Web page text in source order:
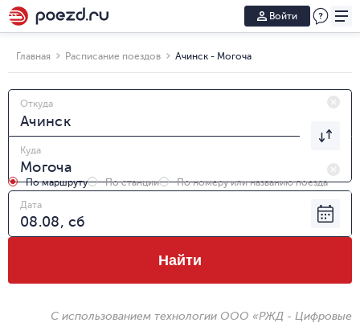
Войти
Главная Расписание поездов Ачинск - Могоча
Откуда
Куда
По маршруту По станции
По номеру или названию поезда
Дата
Найти
С использованием технологии ООО «РЖД - Цифровые